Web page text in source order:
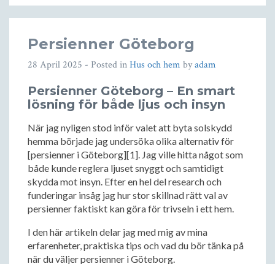
Persienner Göteborg
28 April 2025 - Posted inHus och hem byadam
Persienner Göteborg – En smart
lösning för både ljus och insyn
När jag nyligen stod inför valet att byta solskydd
hemma började jag undersöka olika alternativ för
[persienner i Göteborg][1]. Jag ville hitta något som
både kunde reglera ljuset snyggt och samtidigt
skydda mot insyn. Efter en hel del research och
funderingar insåg jag hur stor skillnad rätt val av
persienner faktiskt kan göra för trivseln i ett hem.
I den här artikeln delar jag med mig av mina
erfarenheter, praktiska tips och vad du bör tänka på
när du väljer persienner i Göteborg.